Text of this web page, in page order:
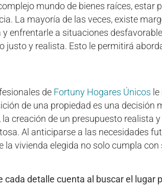
mundo de bienes raíces,
La mayoría de las veces, existe
enfrentarle a situaciones
justo y realista. Esto le permitirá
de Fortuny Hogares Únicos
de una propiedad es una
creación de un presupuesto realista
Al anticiparse a las necesidades
la vivienda elegida no solo cumpla
cada detalle cuenta al buscar el lugar